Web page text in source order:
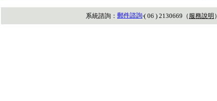
系統諮詢： 郵件諮詢‧( 06 ) 2130669（ 服務說明